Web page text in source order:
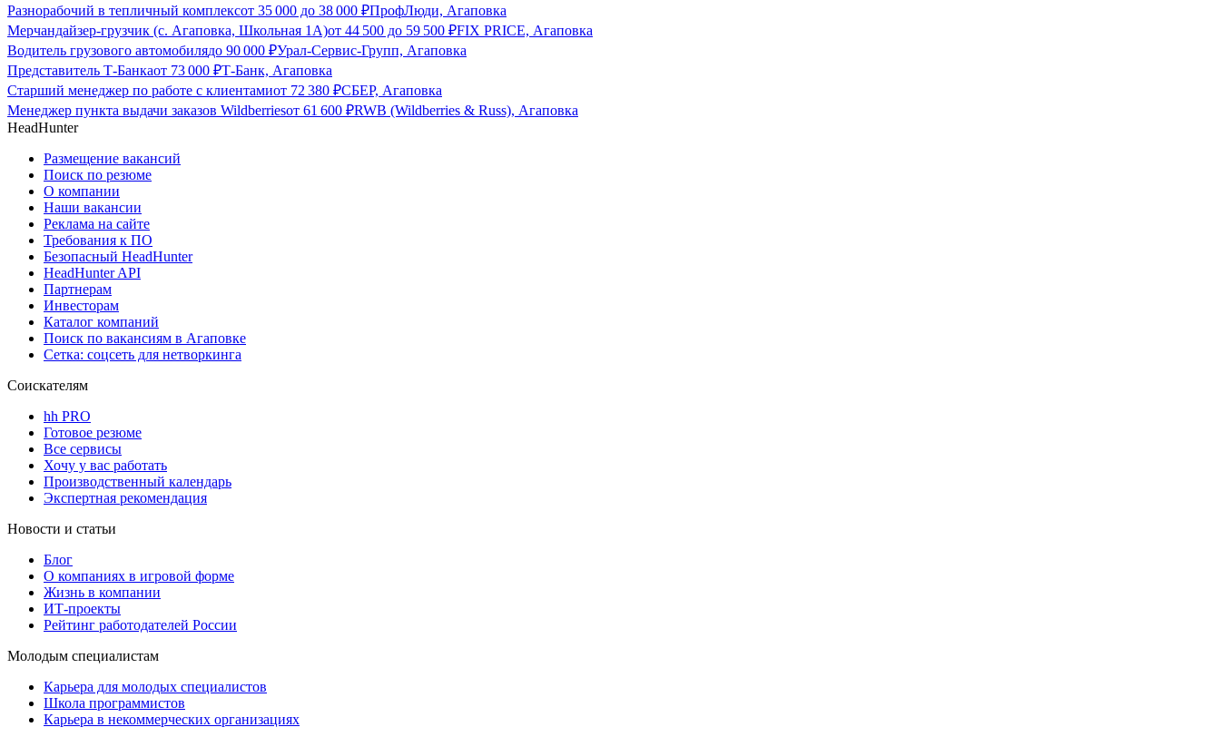
Разнорабочий в тепличный комплексот 35 000 до 38 000 ₽ПрофЛюди, Агаповка
Мерчандайзер-грузчик (с. Агаповка, Школьная 1А)от 44 500 до 59 500 ₽FIX PRICE, Агаповка
Водитель грузового автомобилядо 90 000 ₽Урал-Сервис-Групп, Агаповка
Представитель Т-Банкаот 73 000 ₽Т-Банк, Агаповка
Старший менеджер по работе с клиентамиот 72 380 ₽СБЕР, Агаповка
Менеджер пункта выдачи заказов Wildberriesот 61 600 ₽RWB (Wildberries & Russ), Агаповка
HeadHunter
Размещение вакансий
Поиск по резюме
О компании
Наши вакансии
Реклама на сайте
Требования к ПО
Безопасный HeadHunter
HeadHunter API
Партнерам
Инвесторам
Каталог компаний
Поиск по вакансиям в Агаповке
Сетка: соцсеть для нетворкинга
Соискателям
hh PRO
Готовое резюме
Все сервисы
Хочу у вас работать
Производственный календарь
Экспертная рекомендация
Новости и статьи
Блог
О компаниях в игровой форме
Жизнь в компании
ИТ-проекты
Рейтинг работодателей России
Молодым специалистам
Карьера для молодых специалистов
Школа программистов
Карьера в некоммерческих организациях